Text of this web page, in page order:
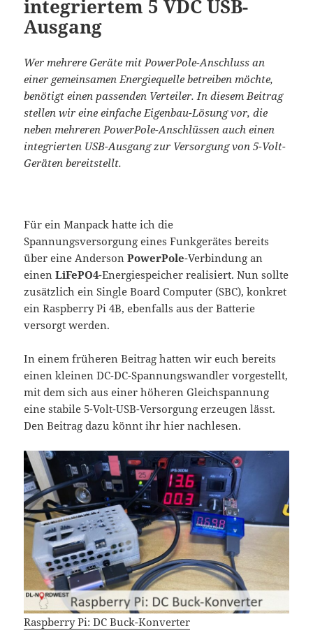
integriertem 5 VDC USB-
Ausgang
Wer mehrere Geräte mit PowerPole-Anschluss an
einer gemeinsamen Energiequelle betreiben möchte,
benötigt einen passenden Verteiler. In diesem Beitrag
stellen wir eine einfache Eigenbau-Lösung vor, die
neben mehreren PowerPole-Anschlüssen auch einen
integrierten USB-Ausgang zur Versorgung von 5-Volt-
Geräten bereitstellt.
Für ein Manpack hatte ich die
Spannungsversorgung eines Funkgerätes bereits
über eine AndersonPowerPole-Verbindung an
einenLiFePO4-Energiespeicher realisiert. Nun sollte
zusätzlich ein Single Board Computer (SBC), konkret
ein Raspberry Pi 4B, ebenfalls aus der Batterie
versorgt werden.
In einem früheren Beitrag hatten wir euch bereits
einen kleinen DC-DC-Spannungswandler vorgestellt,
mit dem sich aus einer höheren Gleichspannung
eine stabile 5-Volt-USB-Versorgung erzeugen lässt.
Den Beitrag dazu könnt ihr hier nachlesen.
Raspberry Pi: DC Buck-Konverter